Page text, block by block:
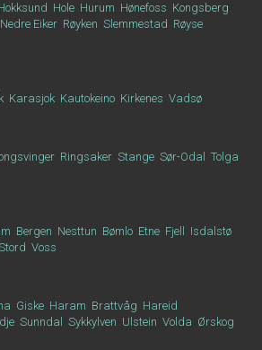
Hole Hurum Hønefoss Kongsberg
Nedre Eiker Røyken Slemmestad Røyse
Karasjok Kautokeino Kirkenes Vadsø
Ringsaker Stange Sør-Odal
Tolga
Bergen Nesttun Bømlo Etne Fjell
Isdalstø
Voss
Giske Haram Brattvåg Hareid
Sunndal Sykkylven Ulstein Volda Ørskog